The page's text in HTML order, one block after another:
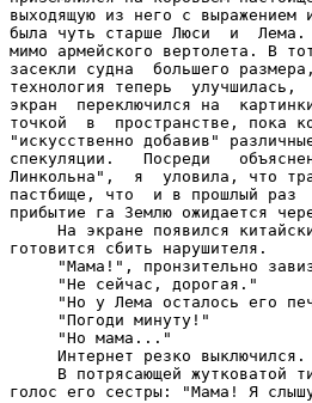
выходящую из него с
была чуть старше Люси  и  Лема.
мимо армейского вертолета. В
засекли судна  большего
технология теперь
экран  переключился на
точкой  в  пространстве, пока
"искусственно добавив"
спекуляции.   Посреди
Линкольна",  я  уловила, что
пастбище, что  и в прошлый
прибытие га Землю ожидается
На экране появился
готовится сбить нарушителя.
"Мама!", пронзительно
     "Не сейчас, дорогая."
"Но у Лема осталось его
     "Погоди минуту!"
     "Но мама..."
     Интернет резко выключился.
В потрясающей жутковатой
голос его сестры: "Мама! Я